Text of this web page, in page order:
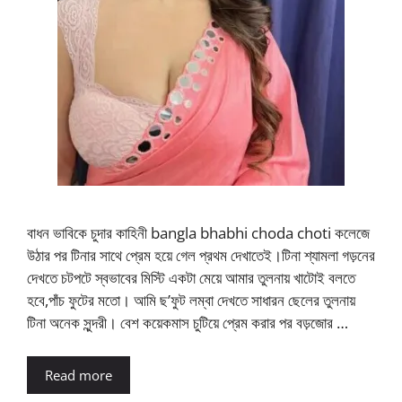
বাধন ভাবিকে চুদার কাহিনী bangla bhabhi choda choti কলেজে
উঠার পর টিনার সাথে প্রেম হয়ে গেল প্রথম দেখাতেই।টিনা শ্যামলা গড়নের
দেখতে চটপটে স্বভাবের মিস্টি একটা মেয়ে আমার তুলনায় খাটোই বলতে
হবে,পাঁচ ফুটের মতো। আমি ছ’ফুট লম্বা দেখতে সাধারন ছেলের তুলনায়
টিনা অনেক সুন্দরী। বেশ কয়েকমাস চুটিয়ে প্রেম করার পর বড়জোর …
Read more